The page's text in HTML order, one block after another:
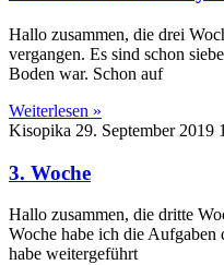
Hallo zusammen, die drei
vergangen. Es sind schon
Boden war. Schon auf
Weiterlesen »
Kisopika 29. September 2019
3. Woche
Hallo zusammen, die dritte
Woche habe ich die
habe weitergeführt